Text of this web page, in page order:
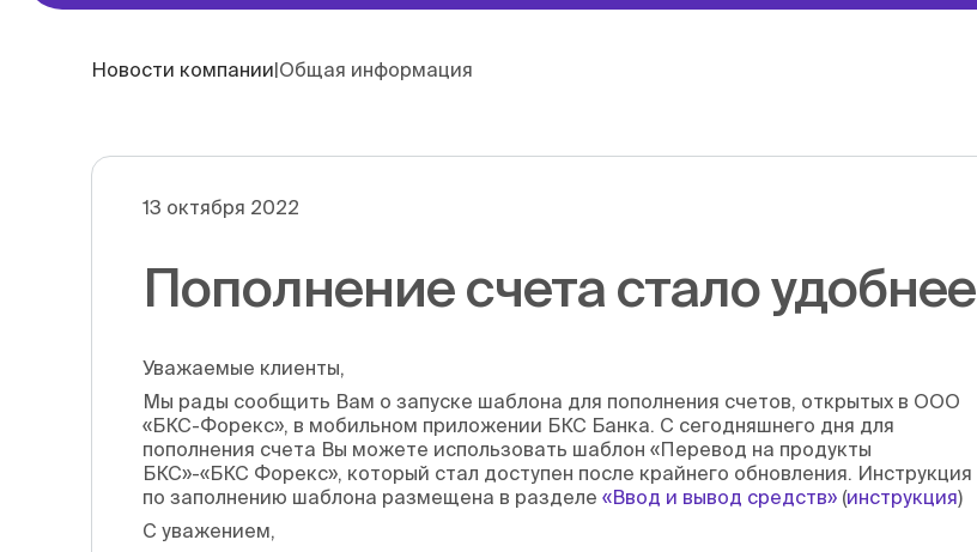
Новости компании|Общая информация
13 октября 2022
Пополнение счета стало удобнее
Уважаемые клиенты,
Мы рады сообщить Вам о запуске шаблона для пополнения счетов, открытых в ООО
«БКС-Форекс», в мобильном приложении БКС Банка. С сегодняшнего дня для
пополнения счета Вы можете использовать шаблон «Перевод на продукты
БКС»-«БКС Форекс», который стал доступен после крайнего обновления. Инструкция
по заполнению шаблона размещена в разделе «Ввод и вывод средств» (инструкция)
С уважением,